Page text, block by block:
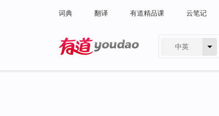
词典 翻译 有道精品课 云笔记
中英